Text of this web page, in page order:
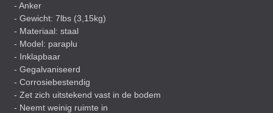
- Anker
- Gewicht: 7lbs (3,15kg)
- Materiaal: staal
- Model: paraplu
- Inklapbaar
- Gegalvaniseerd
- Corrosiebestendig
- Zet zich uitstekend vast in de bodem
- Neemt weinig ruimte in